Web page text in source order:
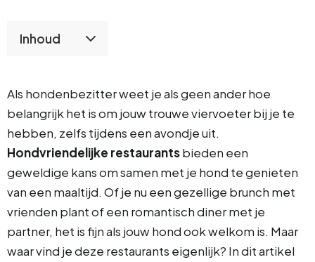
Inhoud
Als hondenbezitter weet je als geen ander hoe
belangrijk het is om jouw trouwe viervoeter bij je te
hebben, zelfs tijdens een avondje uit.
Hondvriendelijke restaurantsbieden een
geweldige kans om samen met je hond te genieten
van een maaltijd. Of je nu een gezellige brunch met
vrienden plant of een romantisch diner met je
partner, het is fijn als jouw hond ook welkom is. Maar
waar vind je deze restaurants eigenlijk? In dit artikel